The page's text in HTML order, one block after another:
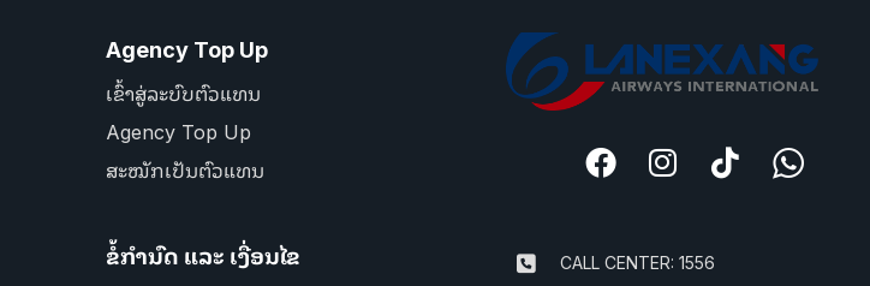
Agency Top Up
ເຂົ້າສູ່ລະບົບຕົວແທນ
Agency Top Up
ສະໝັກເປັນຕົວແທນ
ຂໍ້ກຳນົດ ແລະ ເງື່ອນໄຂ CALL CENTER: 1556